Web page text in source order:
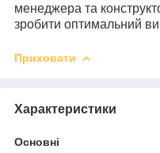
менеджера та
зробити оптимальний
Приховати
Характеристики
Основні